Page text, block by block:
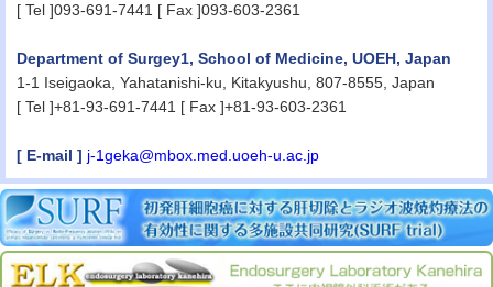
[ Tel ]093-691-7441 [ Fax ]093-603-2361
Department of Surgey1, School of Medicine, UOEH, Japan
1-1 Iseigaoka, Yahatanishi-ku, Kitakyushu, 807-8555, Japan
[ Tel ]+81-93-691-7441 [ Fax ]+81-93-603-2361
[ E-mail ] j-1geka@mbox.med.uoeh-u.ac.jp